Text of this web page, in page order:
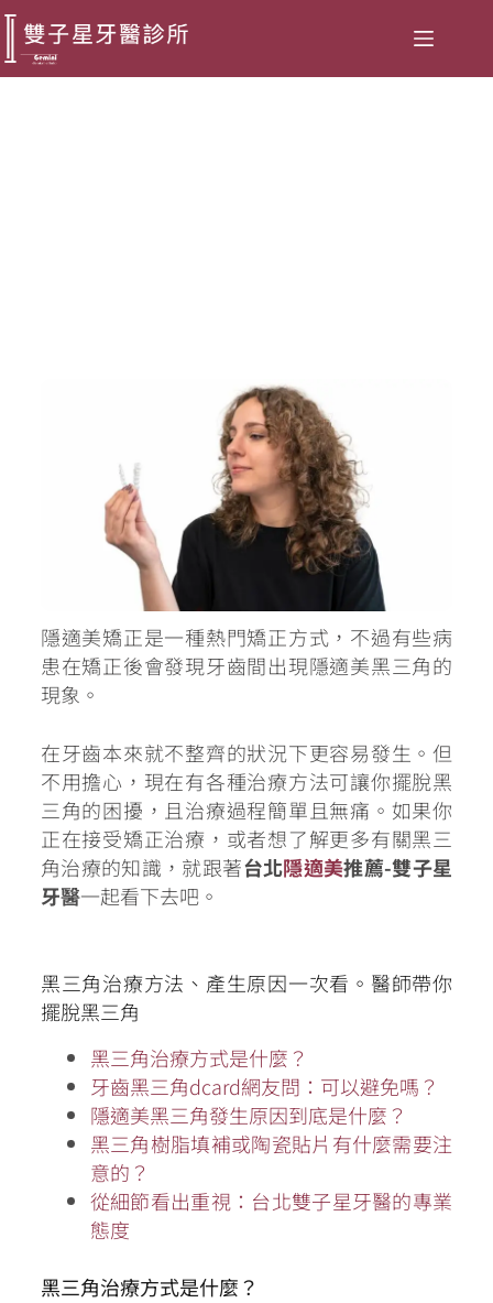
隱適美矯正是一種熱門矯正方式，不過有些病
患在矯正後會發現牙齒間出現隱適美黑三角的
現象。
在牙齒本來就不整齊的狀況下更容易發生。但
不用擔心，現在有各種治療方法可讓你擺脫黑
三角的困擾，且治療過程簡單且無痛。如果你
正在接受矯正治療，或者想了解更多有關黑三
角治療的知識，就跟著台北隱適美推薦-雙子星
牙醫一起看下去吧。
黑三角治療方法、產生原因一次看。醫師帶你
擺脫黑三角
黑三角治療方式是什麼？
牙齒黑三角dcard網友問：可以避免嗎？
隱適美黑三角發生原因到底是什麼？
黑三角樹脂填補或陶瓷貼片有什麼需要注
意的？
從細節看出重視：台北雙子星牙醫的專業
態度
黑三角治療方式是什麼？